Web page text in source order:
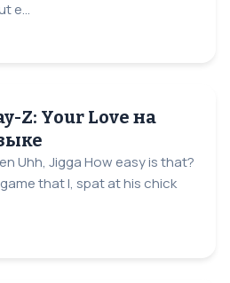
e...
Z: Your Love на
Uhh, Jigga How easy is that?
that I, spat at his chick